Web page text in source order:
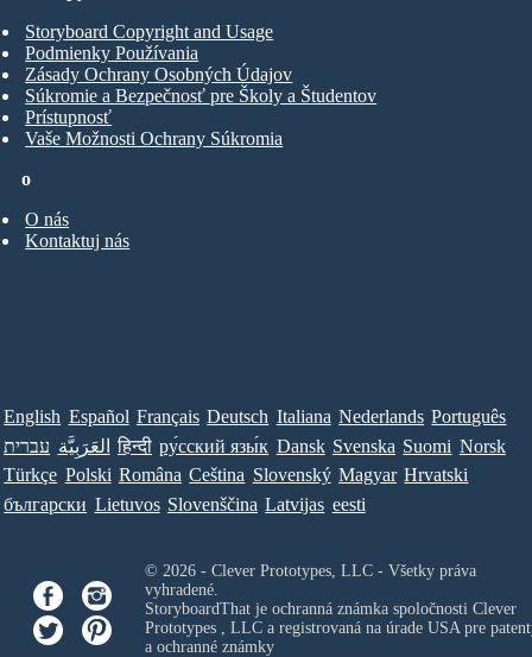
o
O nás
Kontaktuj nás
Storyboard Copyright and Usage
Podmienky Používania
Zásady Ochrany Osobných Údajov
Súkromie a Bezpečnosť pre Školy a Študentov
Prístupnosť
Vaše Možnosti Ochrany Súkromia
English Español Français Deutsch Italiana Nederlands Português
עברית العَرَبِيَّة हिन्दी ру́сский язы́к Dansk Svenska Suomi Norsk
Türkçe Polski Româna Ceština Slovenský Magyar Hrvatski
български Lietuvos Slovenščina Latvijas eesti
© 2026 - Clever Prototypes, LLC - Všetky práva
vyhradené.
StoryboardThat je ochranná známka spoločnosti Clever
Prototypes , LLCa registrovaná na úrade USA pre
a ochranné známky